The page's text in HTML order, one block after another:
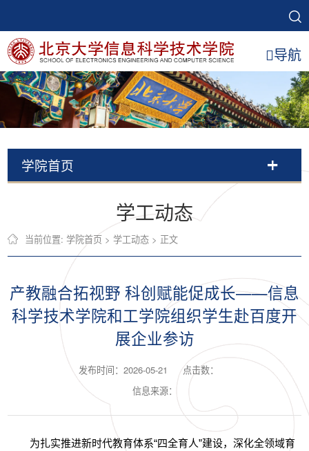
导航
学院首页
学工动态
当前位置:学院首页 >学工动态 > 正文
产教融合拓视野 科创赋能促成长——信息
科学技术学院和工学院组织学生赴百度开
展企业参访
发布时间：2026-05-21
点击数：
信息来源：
为扎实推进新时代教育体系“四全育人”建设，深化全领域育